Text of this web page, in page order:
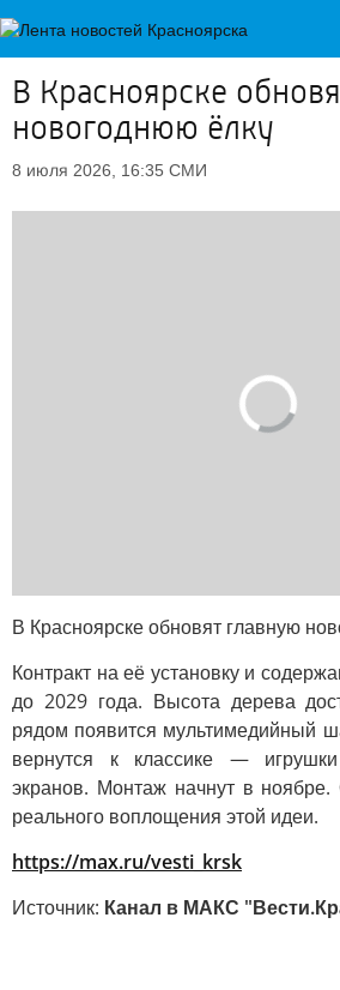
В Красноярске
новогоднюю ёлку
8 июля 2026, 16:35 СМИ
В Красноярске обновят главную
Контракт на её установку и
до 2029 года. Высота дерева
рядом появится мультимедийный
вернутся к классике —
экранов. Монтаж начнут в ноябре.
реального воплощения этой идеи.
https://max.ru/vesti_krsk
Источник: Канал в МАКС